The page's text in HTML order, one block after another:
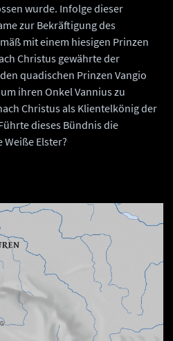
wurde. Infolge dieser
zur Bekräftigung des
mit einem hiesigen Prinzen
Christus gewährte der
quadischen Prinzen Vangio
ihren Onkel Vannius zu
Christus als Klientelkönig der
dieses Bündnis die
Elster?